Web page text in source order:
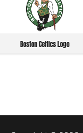
Boston Celtics Logo